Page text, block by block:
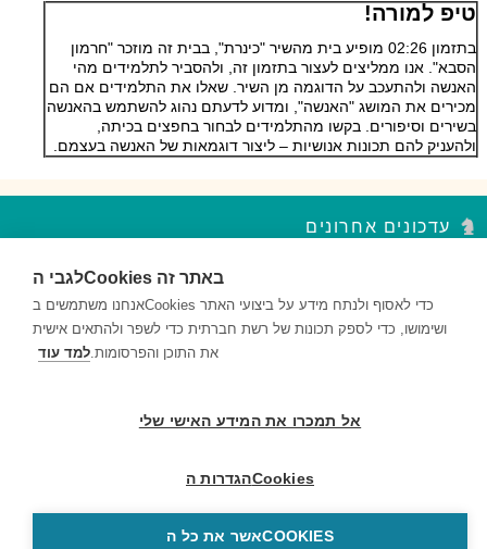
טיפ למורה!
בתזמון 02:26 מופיע בית מהשיר "כינרת", בבית זה מוזכר "חרמון
הסבא". אנו ממליצים לעצור בתזמון זה, ולהסביר לתלמידים מהי
האנשה ולהתעכב על הדוגמה מן השיר. שאלו את התלמידים אם הם
מכירים את המושג "האנשה", ומדוע לדעתם נהוג להשתמש בהאנשה
בשירים וסיפורים. בקשו מהתלמידים לבחור בחפצים בכיתה,
ולהעניק להם תכונות אנושיות – ליצור דוגמאות של האנשה בעצמם.
עדכונים אחרונים
השאלות במקבץ נקודות העצירה מעודדות למידה ברמות חשיבה שונות...
השאלות במקבץ נקודות העצירה מעודדות למידה ברמות חשיבה שונות...
דם ותאי דם – נקודות עצירה מקבץ 2
השאלות במקבץ נקודות העצירה מעודדות למידה ברמות חשיבה שונות...
לגבי הCookies באתר זה
אנחנו משתמשים בCookies כדי לאסוף ולנתח מידע על ביצועי האתר
ושימושו, כדי לספק תכונות של רשת חברתית כדי לשפר ולהתאים אישית
את התוכן והפרסומות.למד עוד
אל תמכרו את המידע האישי שלי
הגדרות הCookies
אשר את כל הCOOKIES